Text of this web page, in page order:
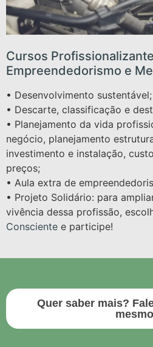
Cursos
Empreendedorismo e
• Desenvolvimento sustentável;
• Descarte, classificação e
• Planejamento da vida
negócio, planejamento
investimento e instalação,
preços;
• Aula extra de
• Projeto Solidário: para
vivência dessa profissão,
Consciente e participe!
Quer saber mais?